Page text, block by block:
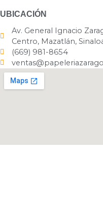
UBICACIÓN
Av. General Ignacio
Centro, Mazatlán,
(669) 981-8654